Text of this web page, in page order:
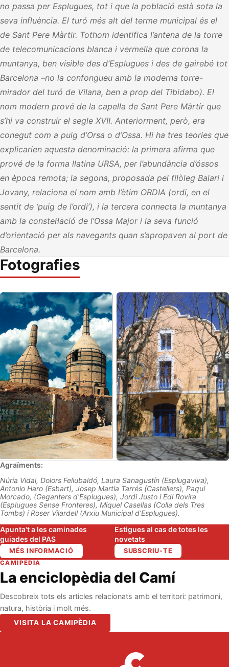
no passa per Esplugues, tot i que la població està sota la
seva influència. El turó més alt del terme municipal és el
de Sant Pere Màrtir. Tothom identifica l’antena de la torre
de telecomunicacions blanca i vermella que corona la
muntanya, ben visible des d’Esplugues i des de gairebé tot
Barcelona –no la confongueu amb la moderna torre-
mirador del turó de Vilana, ben a prop del Tibidabo). El
nom modern prové de la capella de Sant Pere Màrtir que
s’hi va construir el segle XVII. Anteriorment, però, era
conegut com a puig d’Orsa o d’Ossa. Hi ha tres teories que
explicarien aquesta denominació: la primera afirma que
prové de la forma llatina URSA, per l’abundància d’óssos
en època remota; la segona, proposada pel filòleg Balari i
Jovany, relaciona el nom amb l’ètim ORDIA (ordi, en el
sentit de ‘puig de l’ordi’), i la tercera connecta la muntanya
amb la constel·lació de l’Ossa Major i la seva funció
d’orientació per als navegants quan s’apropaven al port de
Barcelona.
Fotografies
Agraïments:
Núria Vidal, Dolors Feliubaldó, Laura Sanagustín (Esplugaviva),
Antonio Haro (Esbart), Josep Martia Tarrés (Castellers), Paqui
Morcado, (Geganters d'Esplugues), Jordi Justo i Edi Rovira
(Esplugues Sense Fronteres), Miquel Casellas (Colla dels Tres
Tombs) i Roser Vilardell (Arxiu Municipal d’Esplugues).
Apunta't a les caminades
guiades del PAS
MÉS INFORMACIÓ
Estigues al cas de totes les
novetats
SUBSCRIU-TE
CAMIPÈDIA
La enciclopèdia del Camí
Descobreix tots els articles relacionats amb el territori: patrimoni,
natura, història i molt més.
VISITA LA CAMIPÈDIA